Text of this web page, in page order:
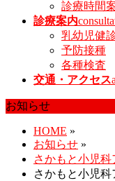
診療時間
診療案内
乳幼児健
予防接種
各種検査
交通・アクセス
お知らせ
HOME »
お知らせ »
さかもと小児
さかもと小児科